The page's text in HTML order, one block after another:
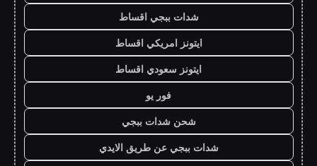
شدات ببجي اقساط
ايتونز امريكي اقساط
ايتونز سعودي اقساط
فور يو
شحن شدات ببجي
شدات ببجي عن طريق الايدي